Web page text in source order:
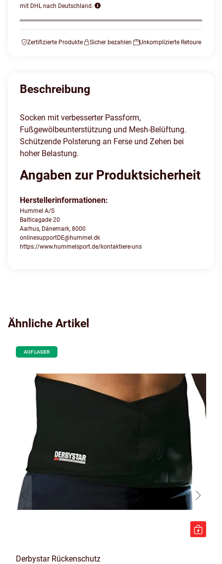
mit DHL nach Deutschland.
Zertifizierte Produkte Sicher bezahlen Unkomplizierte Retoure
Beschreibung
Socken mit verbesserter Passform,
Fußgewölbeunterstützung und Mesh-Belüftung.
Schützende Polsterung an Ferse und Zehen bei
hoher Belastung.
Angaben zur Produktsicherheit
Herstellerinformationen:
Hummel A/S
Balticagade 20
Aarhus, Dänemark, 8000
onlinesupportDE@hummel.dk
https://www.hummelsport.de/kontaktiere-uns
Ähnliche Artikel
AUF LAGER
Derbystar Rückenschutz